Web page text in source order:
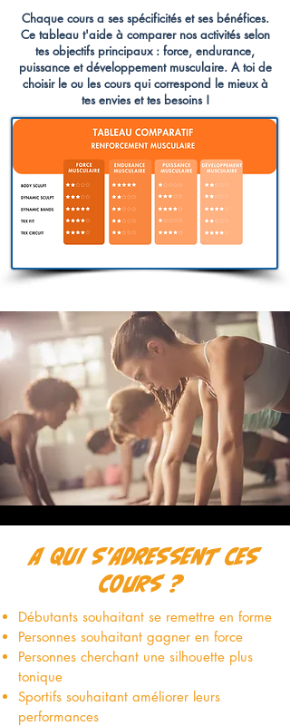
Chaque cours a ses spécificités et ses bénéfices.
Ce tableau t'aide à comparer nos activités selon
tes objectifs principaux : force, endurance,
puissance et développement musculaire. A toi de
choisir le ou les cours qui correspond le mieux à
tes envies et tes besoins !
A QUI S'ADRESSENT CES
COURS ?
Débutants souhaitant se remettre en forme
Personnes souhaitant gagner en force
Personnes cherchant une silhouette plus
tonique
Sportifs souhaitant améliorer leurs
performances